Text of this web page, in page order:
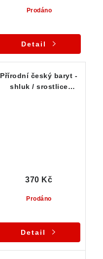
Prodáno
Detail
Přírodní český baryt -
shluk / srostlice
Prodáno
370 Kč
Detail